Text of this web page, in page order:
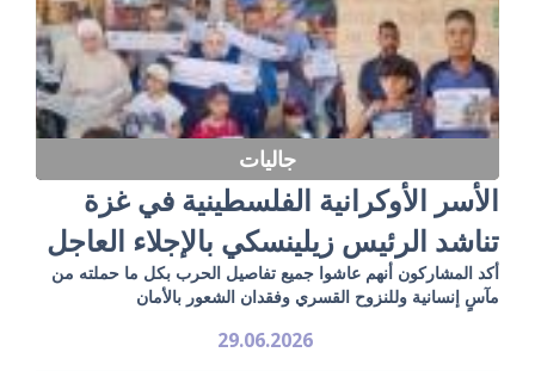
جاليات
الأسر الأوكرانية الفلسطينية في غزة
تناشد الرئيس زيلينسكي بالإجلاء العاجل
أكد المشاركون أنهم عاشوا جميع تفاصيل الحرب بكل ما حملته من
مآسٍ إنسانية وللنزوح القسري وفقدان الشعور بالأمان
29.06.2026